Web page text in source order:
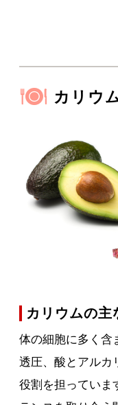
カリウ
カリウムの主
体の細胞に多く含
透圧、酸とアルカ
役割を担っていま